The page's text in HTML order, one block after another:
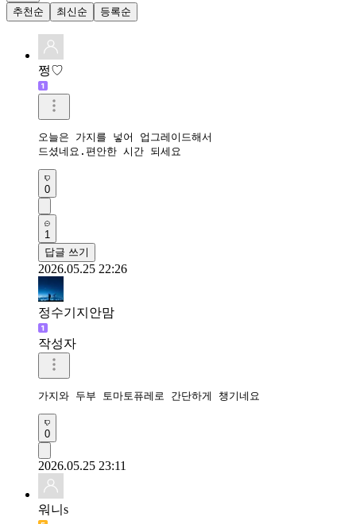
추천순
최신순 등록순
쩡♡
오늘은 가지를 넣어 업그레이드해서
드셨네요.편안한 시간 되세요
0
1
답글 쓰기
2026.05.25 22:26
정수기지안맘
작성자
가지와 두부 토마토퓨레로 간단하게 챙기네요
0
2026.05.25 23:11
워니s